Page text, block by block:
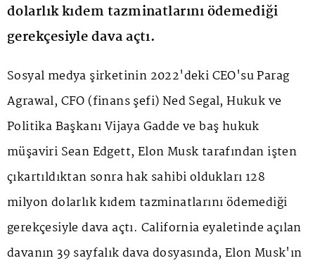
dolarlık kıdem tazminatlarını ödemediği
gerekçesiyle dava açtı.
Sosyal medya şirketinin 2022'deki CEO'su Parag
Agrawal, CFO (finans şefi) Ned Segal, Hukuk ve
Politika Başkanı Vijaya Gadde ve baş hukuk
müşaviri Sean Edgett, Elon Musk tarafından işten
çıkartıldıktan sonra hak sahibi oldukları 128
milyon dolarlık kıdem tazminatlarını ödemediği
gerekçesiyle dava açtı. California eyaletinde açılan
davanın 39 sayfalık dava dosyasında, Elon Musk'ın